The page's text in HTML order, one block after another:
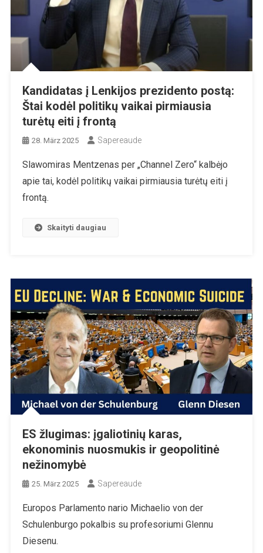
Kandidatas į Lenkijos prezidento postą:
Štai kodėl politikų vaikai pirmiausia
turėtų eiti į frontą
28. März 2025 Sapereaude
Slawomiras Mentzenas per „Channel Zero“ kalbėjo
apie tai, kodėl politikų vaikai pirmiausia turėtų eiti į
frontą.
Skaityti daugiau
ES žlugimas: įgaliotinių karas,
ekonominis nuosmukis ir geopolitinė
nežinomybė
25. März 2025 Sapereaude
Europos Parlamento nario Michaelio von der
Schulenburgo pokalbis su profesoriumi Glennu
Diesenu.